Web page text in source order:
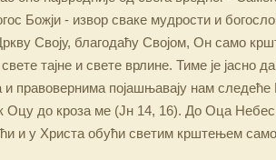
Божји - извор сваке мудрости и
Своју, благодаћу Својом, Он само
тајне и свете врлине. Тиме је јасно
правовернима појашњавају нам следеће
Оцу до кроза ме (Јн 14, 16). До Оца
и у Христа обући светим крштењем